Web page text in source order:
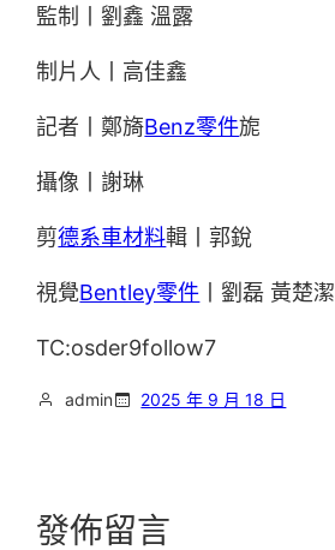
監制丨劉鑫 溫露
制片人丨高佳鑫
記者丨鄭旖Benz零件旎
攝像丨謝琳
剪德系車材料輯丨郭銳
視覺Bentley零件 丨劉磊 黃楚潔
TC:osder9follow7
admin 2025 年 9 月 18 日
發佈留言